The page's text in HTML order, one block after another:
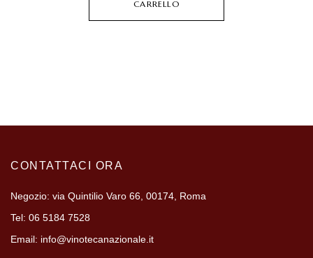
CARRELLO
CONTATTACI ORA
Negozio: via Quintilio Varo 66, 00174, Roma
Tel: 06 5184 7528
Email: info@vinotecanazionale.it